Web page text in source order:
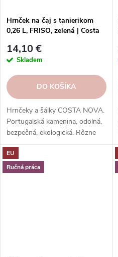
Hrnček na čaj s tanierikom
0,26 L, FRISO, zelená | Costa
14,10 €
Skladem
DO KOŠÍKA
Hrnčeky a šálky COSTA NOVA.
Portugalská kamenina, odolná,
bezpečná, ekologická. Rôzne
tvary, farby, vzory. Ideálne na
kávu, espresso, cappuccino,
lungo, čaj, kakao a iné.
EU
Ručná práca